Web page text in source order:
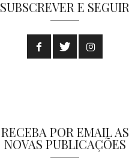
SUBSCREVER E SEGUIR
RECEBA POR EMAIL AS
NOVAS PUBLICAÇÕES